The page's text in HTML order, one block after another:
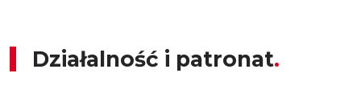
Działalność i patronat